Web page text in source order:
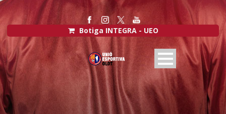
Botiga INTEGRA - UEO